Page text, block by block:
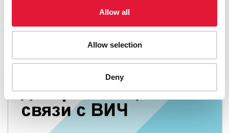
Allow all
Allow selection
Deny